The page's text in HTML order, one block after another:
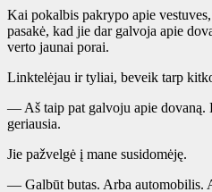
Kai pokalbis pakrypo apie
pasakė, kad jie dar galvoja apie
verto jaunai porai.
Linktelėjau ir tyliai, beveik tarp
— Aš taip pat galvoju apie dovaną.
geriausia.
Jie pažvelgė į mane susidomėję.
— Galbūt butas. Arba automobilis.